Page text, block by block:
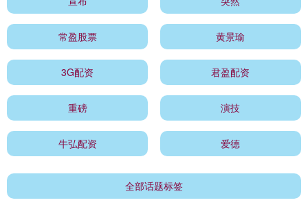
常盈股票 黄景瑜
3G配资 君盈配资
重磅 演技
牛弘配资 爱德
全部话题标签